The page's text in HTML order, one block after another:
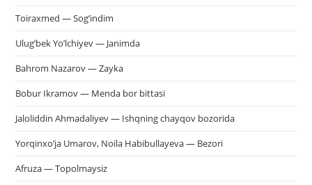
Toiraxmed — Sog’indim
Ulug’bek Yo’lchiyev — Janimda
Bahrom Nazarov — Zayka
Bobur Ikramov — Menda bor bittasi
Jaloliddin Ahmadaliyev — Ishqning chayqov bozorida
Yorqinxo’ja Umarov, Noila Habibullayeva — Bezori
Afruza — Topolmaysiz